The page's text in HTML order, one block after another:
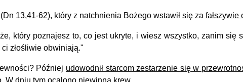
13,41-62), który z natchnienia Bożego wstawił się za fałszywie
który poznajesz to, co jest ukryte, i wiesz wszystko, zanim się
złośliwie obwiniają."
Później udowodnił starcom zestarzenie się w
W dniu tym ocalono niewinną krew.